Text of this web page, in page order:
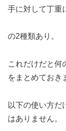
手に対して丁重
の2種類あり。
これだけだと何
をまとめておき
以下の使い方だ
はありません。